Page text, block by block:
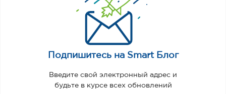
Подпишитесь на Smart Блог
Введите свой электронный адрес и
будьте в курсе всех обновлений